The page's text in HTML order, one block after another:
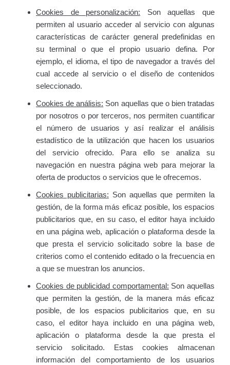
Cookies de personalización: Son aquellas que
permiten al usuario acceder al servicio con algunas
características de carácter general predefinidas en
su terminal o que el propio usuario defina. Por
ejemplo, el idioma, el tipo de navegador a través del
cual accede al servicio o el diseño de contenidos
seleccionado.
Cookies de análisis: Son aquellas que o bien tratadas
por nosotros o por terceros, nos permiten cuantificar
el número de usuarios y así realizar el análisis
estadístico de la utilización que hacen los usuarios
del servicio ofrecido. Para ello se analiza su
navegación en nuestra página web para mejorar la
oferta de productos o servicios que le ofrecemos.
Cookies publicitarias: Son aquellas que permiten la
gestión, de la forma más eficaz posible, los espacios
publicitarios que, en su caso, el editor haya incluido
en una página web, aplicación o plataforma desde la
que presta el servicio solicitado sobre la base de
criterios como el contenido editado o la frecuencia en
a que se muestran los anuncios.
Cookies de publicidad comportamental: Son aquellas
que permiten la gestión, de la manera más eficaz
posible, de los espacios publicitarios que, en su
caso, el editor haya incluido en una página web,
aplicación o plataforma desde la que presta el
servicio solicitado. Estas cookies almacenan
información del comportamiento de los usuarios